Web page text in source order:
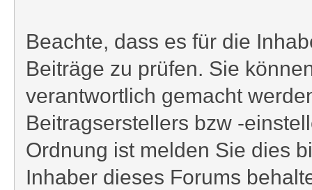
Beachte, dass es für die
Beiträge zu prüfen. Sie
verantwortlich gemacht
Beitragserstellers bzw -
Ordnung ist melden Sie dies
Inhaber dieses Forums